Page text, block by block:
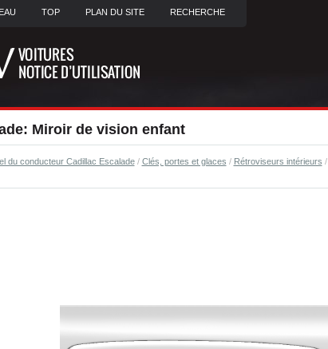
TOP PLAN DU SITE RECHERCHE
Miroir de vision enfant
du conducteur Cadillac Escalade/ Clés, portes et glaces / Rétroviseurs intérieurs